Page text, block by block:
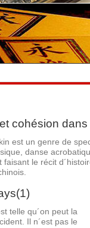
cohésion
est un genre de
danse
faisant le récit
telle qu´on peut la
Il n´est pas le